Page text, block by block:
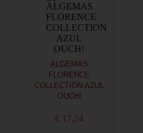
ALGEMAS
FLORENCE
COLLECTION AZUL
OUCH!
€ 17,24